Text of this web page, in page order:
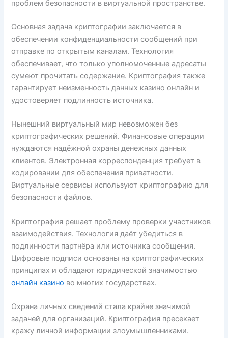
проблем безопасности в виртуальной пространстве.
Основная задача криптографии заключается в
обеспечении конфиденциальности сообщений при
отправке по открытым каналам. Технология
обеспечивает, что только уполномоченные адресаты
сумеют прочитать содержание. Криптография также
гарантирует неизменность данных казино онлайн и
удостоверяет подлинность источника.
Нынешний виртуальный мир невозможен без
криптографических решений. Финансовые операции
нуждаются надёжной охраны денежных данных
клиентов. Электронная корреспонденция требует в
кодировании для обеспечения приватности.
Виртуальные сервисы используют криптографию для
безопасности файлов.
Криптография решает проблему проверки участников
взаимодействия. Технология даёт убедиться в
подлинности партнёра или источника сообщения.
Цифровые подписи основаны на криптографических
принципах и обладают юридической значимостью
онлайн казино во многих государствах.
Охрана личных сведений стала крайне значимой
задачей для организаций. Криптография пресекает
кражу личной информации злоумышленниками.